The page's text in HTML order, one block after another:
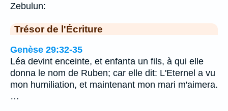
Zebulun:
Trésor de l'Écriture
Genèse 29:32-35
Léa devint enceinte, et enfanta un fils, à qui elle
donna le nom de Ruben; car elle dit: L'Eternel a vu
mon humiliation, et maintenant mon mari m'aimera.
…